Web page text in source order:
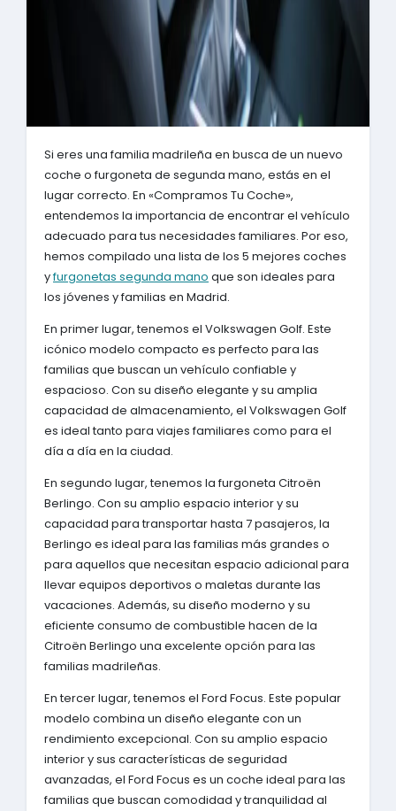
Si eres una familia madrileña en busca de un nuevo
coche o furgoneta de segunda mano, estás en el
lugar correcto. En «Compramos Tu Coche»,
entendemos la importancia de encontrar el vehículo
adecuado para tus necesidades familiares. Por eso,
hemos compilado una lista de los 5 mejores coches
yfurgonetas segunda mano que son ideales para
los jóvenes y familias en Madrid.
En primer lugar, tenemos el Volkswagen Golf. Este
icónico modelo compacto es perfecto para las
familias que buscan un vehículo confiable y
espacioso. Con su diseño elegante y su amplia
capacidad de almacenamiento, el Volkswagen Golf
es ideal tanto para viajes familiares como para el
día a día en la ciudad.
En segundo lugar, tenemos la furgoneta Citroën
Berlingo. Con su amplio espacio interior y su
capacidad para transportar hasta 7 pasajeros, la
Berlingo es ideal para las familias más grandes o
para aquellos que necesitan espacio adicional para
llevar equipos deportivos o maletas durante las
vacaciones. Además, su diseño moderno y su
eficiente consumo de combustible hacen de la
Citroën Berlingo una excelente opción para las
familias madrileñas.
En tercer lugar, tenemos el Ford Focus. Este popular
modelo combina un diseño elegante con un
rendimiento excepcional. Con su amplio espacio
interior y sus características de seguridad
avanzadas, el Ford Focus es un coche ideal para las
familias que buscan comodidad y tranquilidad al